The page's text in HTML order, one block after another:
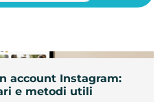
account Instagram:
e metodi utili